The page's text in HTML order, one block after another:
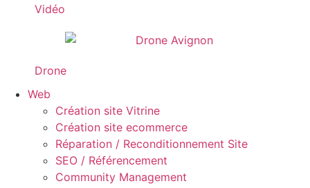
Vidéo
Drone
Web
Création site Vitrine
Création site ecommerce
Réparation / Reconditionnement Site
SEO / Référencement
Community Management